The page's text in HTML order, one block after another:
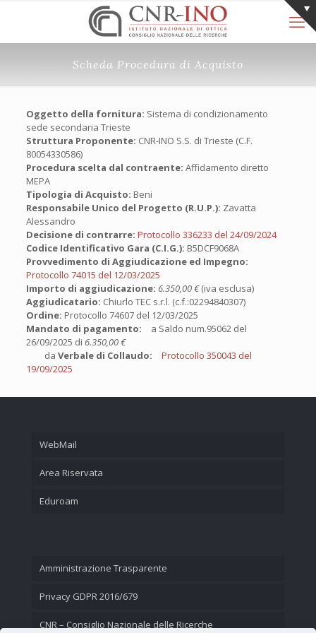
Scheda Procedura di Acquisto
Oggetto della fornitura: Sistema di condizionamento
sede secondaria Trieste
Struttura Proponente: CNR-INO S.S. di Trieste (C.F.
80054330586)
Procedura scelta dal contraente: Affidamento diretto
MEPA
Tipologia di Acquisto: Beni
Responsabile Unico del Progetto (R.U.P.): Zavatta
Alessandro
Decisione di contrarre: Protocollo 336233 del 24/09/2024
Codice Identificativo Gara (C.I.G.): B5DCF9068A
Provvedimento di Aggiudicazione ed Impegno:
Protocollo 74015 del 12/03/2025
Importo di aggiudicazione: 6.350,00 €(iva esclusa)
Aggiudicatario: Chiurlo TEC s.r.l. (c.f.:02294840307)
Ordine: Protocollo 74607 del 12/03/2025
Mandato di pagamento: a Saldo num.95062 del
26/09/2025 di 6.350,00 €
da Verbale di Collaudo:
Protocollo 350043 del
19/09/2025
WebMail
Area Riservata
Eduroam
Amministrazione Trasparente
Privacy GDPR 2016/679
CNR – Consiglio Nazionale delle Ricerche